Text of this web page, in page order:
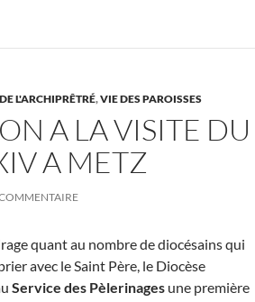
L'ARCHIPRÊTRÉ,VIE DES PAROISSES
A LA VISITE DU
A METZ
quant au nombre de diocésains qui
avec le Saint Père, le Diocèse
Service des Pèlerinages une première